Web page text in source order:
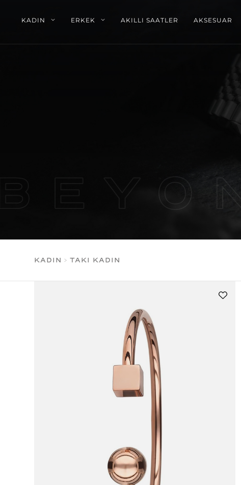
KADIN ERKEK AKILLI SAATLER AKSESUAR
KADIN > TAKI KADIN